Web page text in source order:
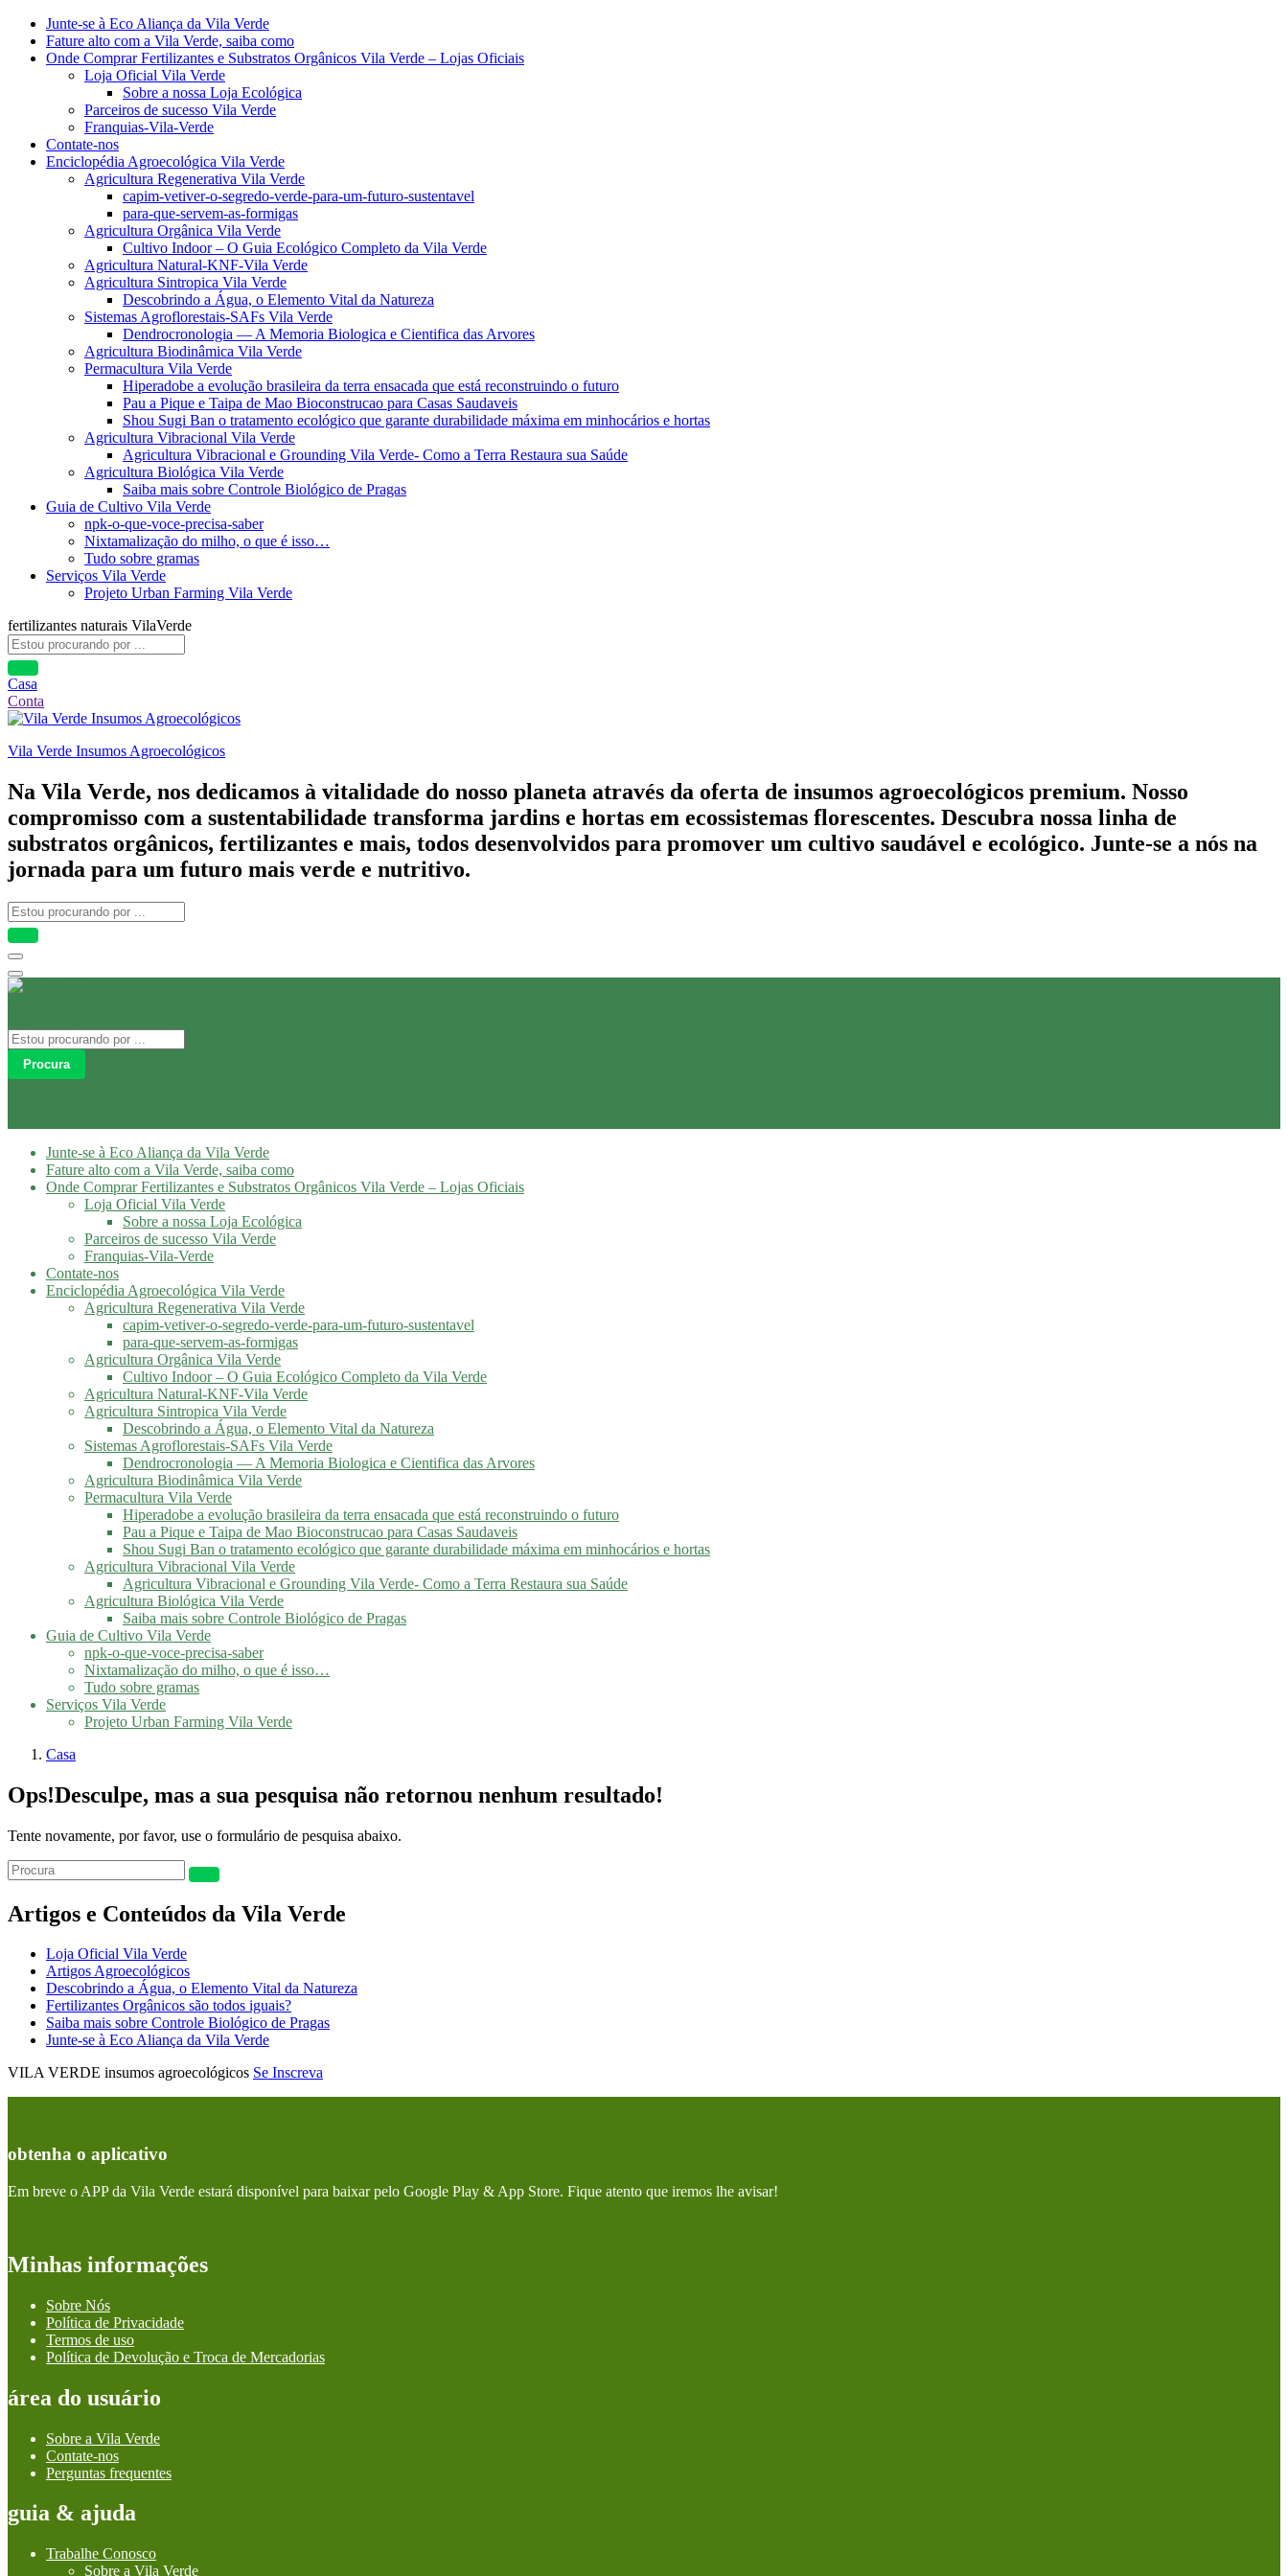
Junte-se à Eco Aliança da Vila Verde
Fature alto com a Vila Verde, saiba como
Onde Comprar Fertilizantes e Substratos Orgânicos Vila Verde – Lojas Oficiais
Loja Oficial Vila Verde
Sobre a nossa Loja Ecológica
Parceiros de sucesso Vila Verde
Franquias-Vila-Verde
Contate-nos
Enciclopédia Agroecológica Vila Verde
Agricultura Regenerativa Vila Verde
capim-vetiver-o-segredo-verde-para-um-futuro-sustentavel
para-que-servem-as-formigas
Agricultura Orgânica Vila Verde
Cultivo Indoor – O Guia Ecológico Completo da Vila Verde
Agricultura Natural-KNF-Vila Verde
Agricultura Sintropica Vila Verde
Descobrindo a Água, o Elemento Vital da Natureza
Sistemas Agroflorestais-SAFs Vila Verde
Dendrocronologia — A Memoria Biologica e Cientifica das Arvores
Agricultura Biodinâmica Vila Verde
Permacultura Vila Verde
Hiperadobe a evolução brasileira da terra ensacada que está reconstruindo o futuro
Pau a Pique e Taipa de Mao Bioconstrucao para Casas Saudaveis
Shou Sugi Ban o tratamento ecológico que garante durabilidade máxima em minhocários e hortas
Agricultura Vibracional Vila Verde
Agricultura Vibracional e Grounding Vila Verde- Como a Terra Restaura sua Saúde
Agricultura Biológica Vila Verde
Saiba mais sobre Controle Biológico de Pragas
Guia de Cultivo Vila Verde
npk-o-que-voce-precisa-saber
Nixtamalização do milho, o que é isso…
Tudo sobre gramas
Serviços Vila Verde
Projeto Urban Farming Vila Verde
fertilizantes naturais VilaVerde
Casa
Conta
Vila Verde Insumos Agroecológicos
Na Vila Verde, nos dedicamos à vitalidade do nosso planeta através da oferta de insumos agroecológicos premium. Nosso
compromisso com a sustentabilidade transforma jardins e hortas em ecossistemas florescentes. Descubra nossa linha de
substratos orgânicos, fertilizantes e mais, todos desenvolvidos para promover um cultivo saudável e ecológico. Junte-se a nós na
jornada para um futuro mais verde e nutritivo.
Procura
Junte-se à Eco Aliança da Vila Verde
Fature alto com a Vila Verde, saiba como
Onde Comprar Fertilizantes e Substratos Orgânicos Vila Verde – Lojas Oficiais
Loja Oficial Vila Verde
Sobre a nossa Loja Ecológica
Parceiros de sucesso Vila Verde
Franquias-Vila-Verde
Contate-nos
Enciclopédia Agroecológica Vila Verde
Agricultura Regenerativa Vila Verde
capim-vetiver-o-segredo-verde-para-um-futuro-sustentavel
para-que-servem-as-formigas
Agricultura Orgânica Vila Verde
Cultivo Indoor – O Guia Ecológico Completo da Vila Verde
Agricultura Natural-KNF-Vila Verde
Agricultura Sintropica Vila Verde
Descobrindo a Água, o Elemento Vital da Natureza
Sistemas Agroflorestais-SAFs Vila Verde
Dendrocronologia — A Memoria Biologica e Cientifica das Arvores
Agricultura Biodinâmica Vila Verde
Permacultura Vila Verde
Hiperadobe a evolução brasileira da terra ensacada que está reconstruindo o futuro
Pau a Pique e Taipa de Mao Bioconstrucao para Casas Saudaveis
Shou Sugi Ban o tratamento ecológico que garante durabilidade máxima em minhocários e hortas
Agricultura Vibracional Vila Verde
Agricultura Vibracional e Grounding Vila Verde- Como a Terra Restaura sua Saúde
Agricultura Biológica Vila Verde
Saiba mais sobre Controle Biológico de Pragas
Guia de Cultivo Vila Verde
npk-o-que-voce-precisa-saber
Nixtamalização do milho, o que é isso…
Tudo sobre gramas
Serviços Vila Verde
Projeto Urban Farming Vila Verde
Casa
Ops!Desculpe, mas a sua pesquisa não retornou nenhum resultado!
Tente novamente, por favor, use o formulário de pesquisa abaixo.
Artigos e Conteúdos da Vila Verde
Loja Oficial Vila Verde
Artigos Agroecológicos
Descobrindo a Água, o Elemento Vital da Natureza
Fertilizantes Orgânicos são todos iguais?
Saiba mais sobre Controle Biológico de Pragas
Junte-se à Eco Aliança da Vila Verde
VILA VERDE insumos agroecológicos Se Inscreva
obtenha o aplicativo
Em breve o APP da Vila Verde estará disponível para baixar pelo Google Play & App Store. Fique atento que iremos lhe avisar!
Minhas informações
Sobre Nós
Política de Privacidade
Termos de uso
Política de Devolução e Troca de Mercadorias
área do usuário
Sobre a Vila Verde
Contate-nos
Perguntas frequentes
guia & ajuda
Trabalhe Conosco
Sobre a Vila Verde